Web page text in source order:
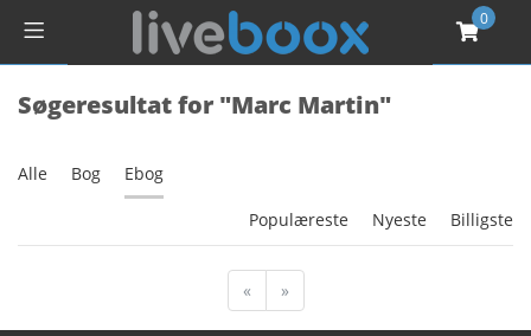
0
Søgeresultat for "Marc Martin"
Alle Bog Ebog
Populæreste Nyeste Billigste
« »